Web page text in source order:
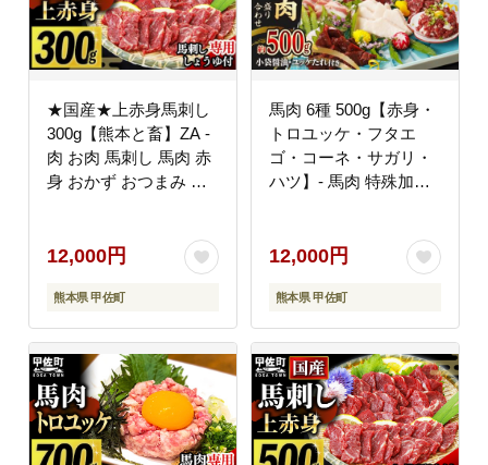
★国産★上赤身馬刺し
300g【熊本と畜】ZA -
肉 お肉 馬刺し 馬肉 赤
身 おかず おつまみ あ
熊本県 甲佐町
12,000円
熊本県 甲佐町
馬肉 6種 500g【赤身・
トロユッケ・フタエ
ゴ・コーネ・サガリ・
ハツ】- 馬肉 特殊加工
ーセット 詰め合わせセ
ット 人気部位 ?油付 お
すすめ 熊本県 甲佐町
12,000円
熊本県 甲佐町